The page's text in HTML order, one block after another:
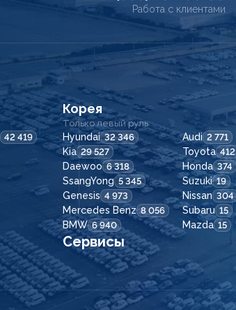
Работа с клиентами
42 419
Корея
Только левый руль
Hyundai 32 346 Audi 2 771
Kia 29 527 Toyota 412
Daewoo 6 318 Honda 374
SsangYong 5 345 Suzuki 19
Genesis 4 973 Nissan 304
Mercedes Benz 8 056 Subaru 15
BMW 6 940 Mazda 15
Сервисы